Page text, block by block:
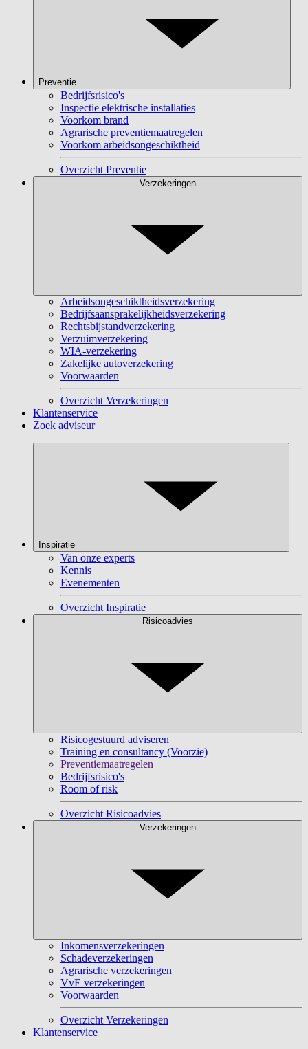
Preventie
Bedrijfsrisico's
Inspectie elektrische installaties
Voorkom brand
Agrarische preventiemaatregelen
Voorkom arbeidsongeschiktheid
Overzicht Preventie
Verzekeringen
Arbeidsongeschiktheidsverzekering
Bedrijfsaansprakelijkheidsverzekering
Rechtsbijstandverzekering
Verzuimverzekering
WIA-verzekering
Zakelijke autoverzekering
Voorwaarden
Overzicht Verzekeringen
Klantenservice
Zoek adviseur
Inspiratie
Van onze experts
Kennis
Evenementen
Overzicht Inspiratie
Risicoadvies
Risicogestuurd adviseren
Training en consultancy (Voorzie)
Preventiemaatregelen
Bedrijfsrisico's
Room of risk
Overzicht Risicoadvies
Verzekeringen
Inkomensverzekeringen
Schadeverzekeringen
Agrarische verzekeringen
VvE verzekeringen
Voorwaarden
Overzicht Verzekeringen
Klantenservice